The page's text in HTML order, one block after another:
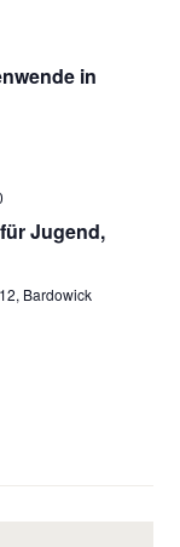
in
Jugend,
Bardowick